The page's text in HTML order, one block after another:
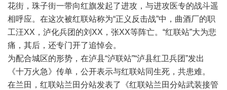
花街，珠子街一带向红旗发起了进攻，与进攻医专的战斗遥
相呼应。在这次被红联站称为“正义反击战”中，曲酒厂的职
工汪XX，泸化兵团的刘XX，张XX等阵亡。“红联站”大为悲
痛，其后，还专门开了追悼会。
为配合城区的形势，在泸县“泸联站”“泸县红卫兵团”发出
《十万火急》传单，公开表示与红联站同生死，共患难。
在兰田，红联站兰田分站发表了《红联站兰田分站武装接管